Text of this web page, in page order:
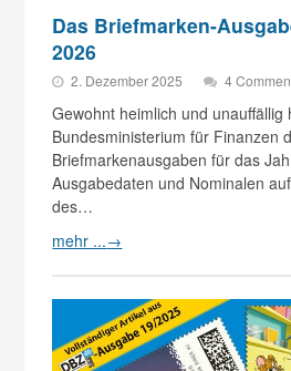
Das Briefmarken-
2026
2. Dezember 2025 4
Gewohnt heimlich und unauffällig
Bundesministerium für Finanzen
Briefmarkenausgaben für das
Ausgabedaten und Nominalen
des…
mehr ...→